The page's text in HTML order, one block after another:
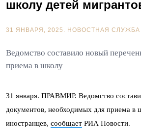
школу детей
31 ЯНВАРЯ, 2025. НОВОСТНАЯ СЛУЖБА
Ведомство составило новый
приема в школу
31 января. ПРАВМИР. Ведомство
документов, необходимых для приема в
иностранцев, сообщает РИА Новости.